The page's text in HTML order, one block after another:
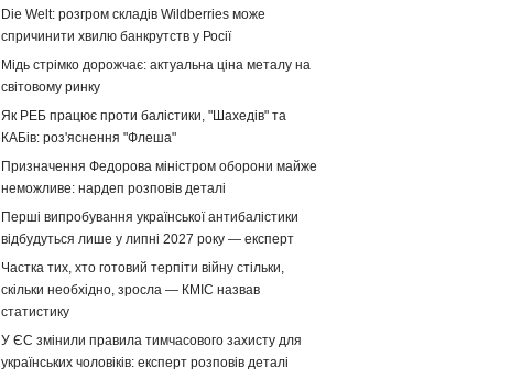
Die Welt: розгром складів Wildberries може
спричинити хвилю банкрутств у Росії
Мідь стрімко дорожчає: актуальна ціна металу на
світовому ринку
Як РЕБ працює проти балістики, "Шахедів" та
КАБів: роз'яснення "Флеша"
Призначення Федорова міністром оборони майже
неможливе: нардеп розповів деталі
Перші випробування української антибалістики
відбудуться лише у липні 2027 року — експерт
Частка тих, хто готовий терпіти війну стільки,
скільки необхідно, зросла — КМІС назвав
статистику
У ЄС змінили правила тимчасового захисту для
українських чоловіків: експерт розповів деталі